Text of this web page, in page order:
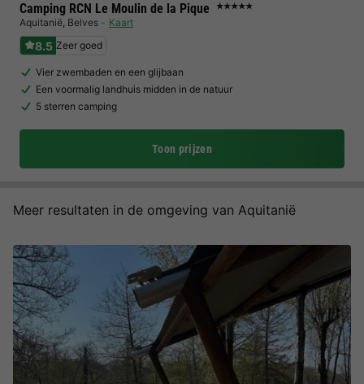
Camping RCN Le Moulin de la Pique ★★★★★
Aquitanië, Belves Kaart
8.5 Zeer goed
Vier zwembaden en een glijbaan
Een voormalig landhuis midden in de natuur
5 sterren camping
Toon prijzen
Meer resultaten in de omgeving van Aquitanië